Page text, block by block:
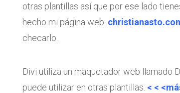
otras plantillas así que por ese lado
hecho mi página web:
checarlo.
Divi utiliza un maquetador web llamado
puede utilizar en otras plantillas. < <